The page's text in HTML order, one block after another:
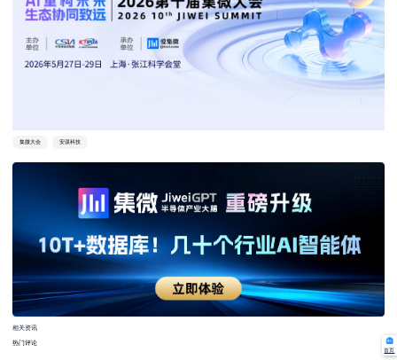
集微大会 安谋科技
相关资讯
热门评论
首页